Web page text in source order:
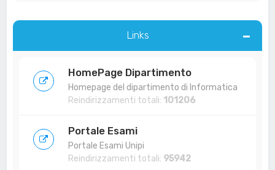
Links
HomePage Dipartimento
Homepage del dipartimento di Informatica
Reindirizzamenti totali: 101206
Portale Esami
Portale Esami Unipi
Reindirizzamenti totali: 95942